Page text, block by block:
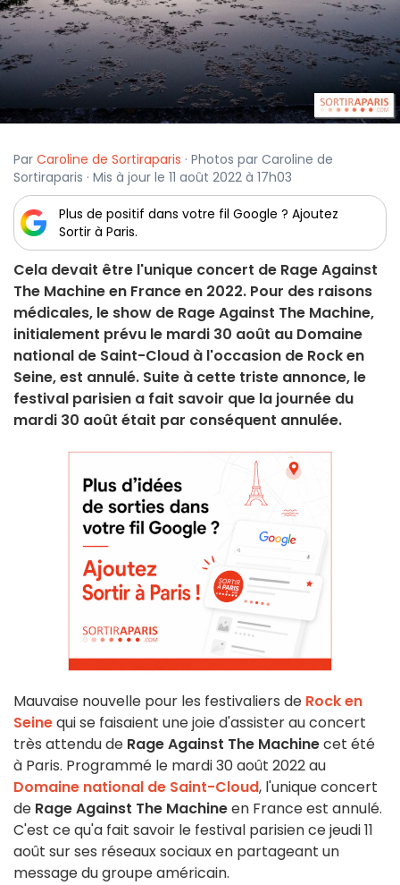
Par Caroline de Sortiraparis · Photos par Caroline de
Sortiraparis · Mis à jour le 11 août 2022 à 17h03
Plus de positif dans votre fil Google ? Ajoutez
Sortir à Paris.
Cela devait être l'unique concert de Rage Against
The Machine en France en 2022. Pour des raisons
médicales, le show de Rage Against The Machine,
initialement prévu le mardi 30 août au Domaine
national de Saint-Cloud à l'occasion de Rock en
Seine, est annulé. Suite à cette triste annonce, le
festival parisien a fait savoir que la journée du
mardi 30 août était par conséquent annulée.
Mauvaise nouvelle pour les festivaliers de Rock en
Seinequi se faisaient une joie d'assister au concert
très attendu de Rage Against The Machinecet été
à Paris. Programmé le mardi 30 août 2022 au
Domaine national de Saint-Cloud, l'unique concert
de Rage Against The Machineen France est annulé.
C'est ce qu'a fait savoir le festival parisien ce jeudi 11
août sur ses réseaux sociaux en partageant un
message du groupe américain.